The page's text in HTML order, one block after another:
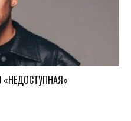
«НЕДОСТУПНАЯ»